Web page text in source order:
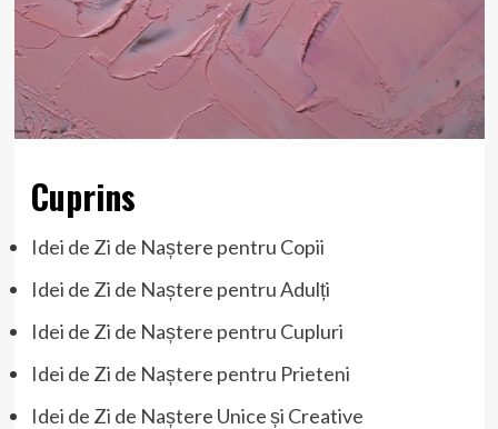
Cuprins
Idei de Zi de Naștere pentru Copii
Idei de Zi de Naștere pentru Adulți
Idei de Zi de Naștere pentru Cupluri
Idei de Zi de Naștere pentru Prieteni
Idei de Zi de Naștere Unice și Creative